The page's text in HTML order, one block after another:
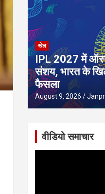
खेल
IPL 2027 में
संशय, भारत के
फैसला
August 9, 2026
वीडियो समाचार